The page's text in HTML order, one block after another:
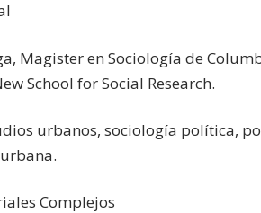
Magister en Sociología de
School for Social Research.
urbanos, sociología política,
Complejos